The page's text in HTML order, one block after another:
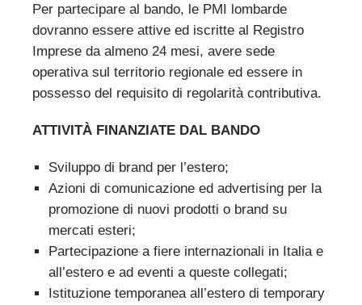
Per partecipare al bando, le PMI lombarde
dovranno essere attive ed iscritte al Registro
Imprese da almeno 24 mesi, avere sede
operativa sul territorio regionale ed essere in
possesso del requisito di regolarità contributiva.
ATTIVITÀ FINANZIATE DAL BANDO
Sviluppo di brand per l’estero;
Azioni di comunicazione ed advertising per la
promozione di nuovi prodotti o brand su
mercati esteri;
Partecipazione a fiere internazionali in Italia e
all’estero e ad eventi a queste collegati;
Istituzione temporanea all’estero di temporary